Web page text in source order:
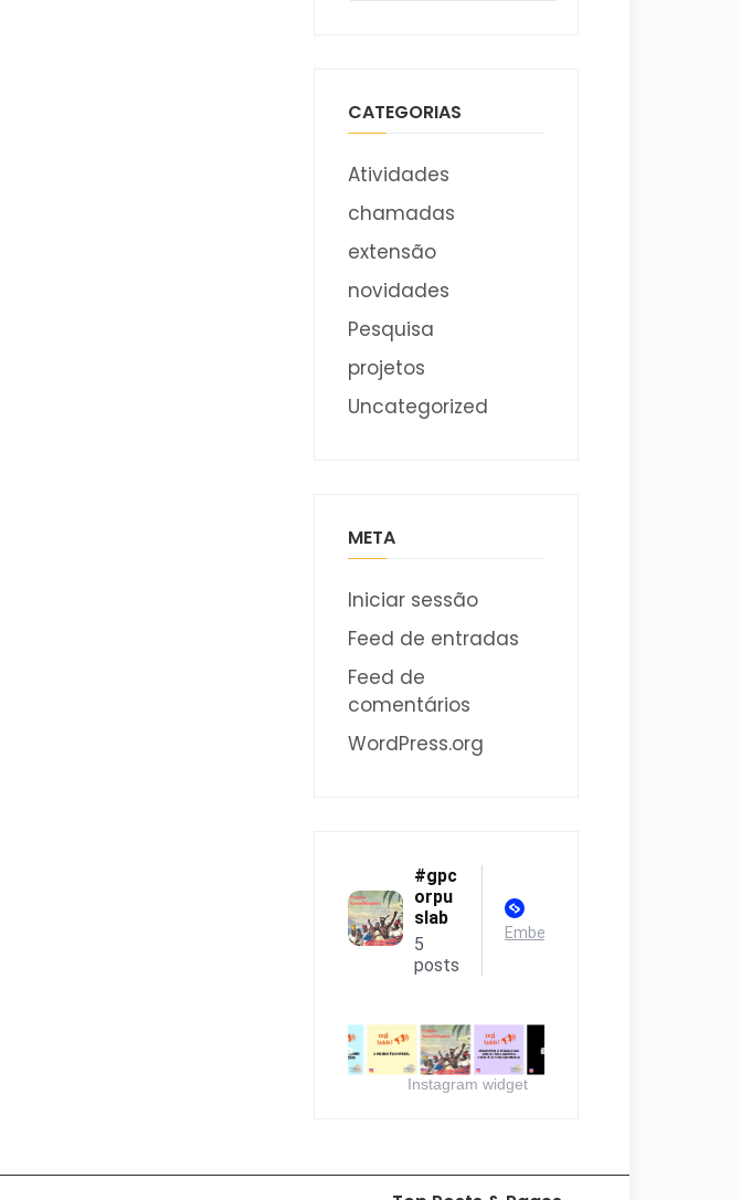
CATEGORIAS
Atividades
chamadas
extensão
novidades
Pesquisa
projetos
Uncategorized
META
Iniciar sessão
Feed de entradas
Feed de
comentários
WordPress.org
Instagram widget